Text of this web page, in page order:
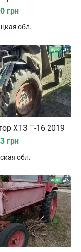
грн
обл.
ХТЗ Т-16 2019
грн
обл.